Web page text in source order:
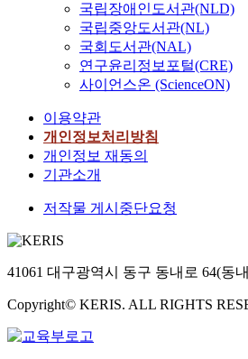
국립장애인도서관(NLD)
국립중앙도서관(NL)
국회도서관(NAL)
연구윤리정보포털(CRE)
사이언스온 (ScienceON)
이용약관
개인정보처리방침
개인정보 재동의
기관소개
저작물 게시중단요청
41061 대구광역시 동구 동내로 64(동
Copyright© KERIS. ALL RIGHTS